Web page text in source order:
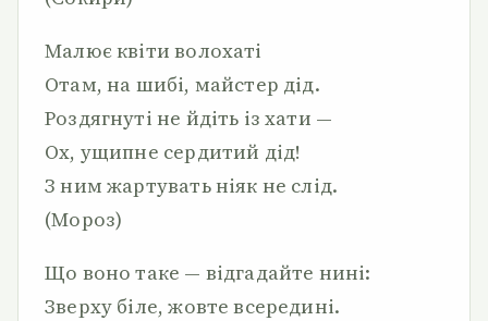
Малює квіти волохаті
Отам, на шибі, майстер дід.
Роздягнуті не йдіть із хати —
Ох, ущипне сердитий дід!
З ним жартувать ніяк не слід.
(Мороз)
Що воно таке — відгадайте нині:
Зверху біле, жовте всередині.